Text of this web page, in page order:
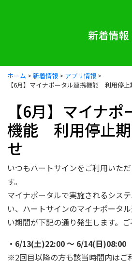
新着情報
ホーム > 新着情報 > アプリ情報 >
【6月】マイナポータル連携機能 利用停
【6月】マイナ
機能 利用停止期
せ
いつもハートサインをご利用いた
す。
マイナポータルで実施されるシス
い、ハートサインのマイナポータ
い期間が下記の通り発生します。ご
・6/13(土)22:00 ～ 6/14(日)08:00
※2回目以降の方も該当時間内はご